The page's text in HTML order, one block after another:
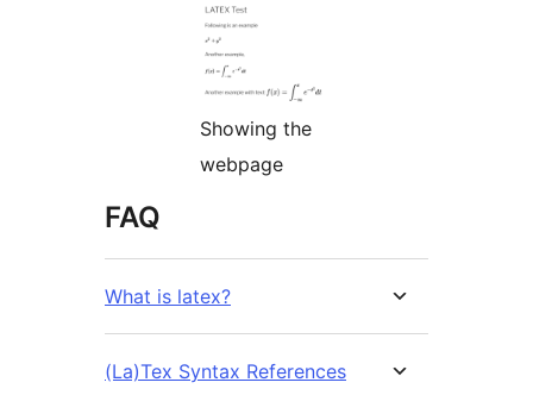
Showing the
webpage
FAQ
What is latex?
(La)Tex Syntax References